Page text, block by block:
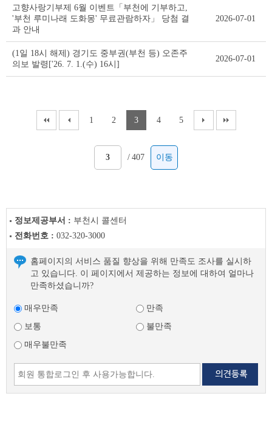
고향사랑기부제 6월 이벤트「부천에 기부하고,
'부천 루미나래 도화몽' 무료관람하자」 당첨 결
과 안내
2026-07-01
(1일 18시 해제) 경기도 중부권(부천 등) 오존주
의보 발령['26. 7. 1.(수) 16시]
2026-07-01
1 2 3 4 5
/ 407 이동
정보제공부서 : 부천시 콜센터
전화번호 : 032-320-3000
홈페이지의 서비스 품질 향상을 위해 만족도 조사를 실시하
고 있습니다. 이 페이지에서 제공하는 정보에 대하여 얼마나
만족하셨습니까?
매우만족
만족
보통
불만족
매우불만족